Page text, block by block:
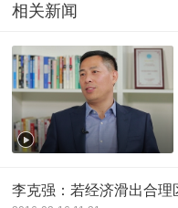
相关新闻
李克强：若经济滑出合